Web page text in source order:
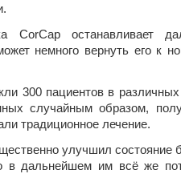
останавливает
немного вернуть его к
300 пациентов в различных
случайным образом,
традиционное лечение.
улучшил состояние
в дальнейшем им всё же